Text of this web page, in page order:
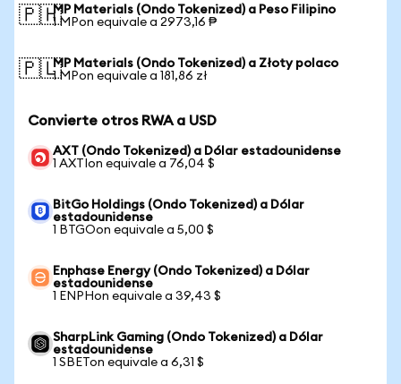
🇵🇭MP Materials (Ondo Tokenized) a Peso Filipino
1 MPon equivale a 2973,16 ₱
🇵🇱MP Materials (Ondo Tokenized) a Złoty polaco
1 MPon equivale a 181,86 zł
Convierte otros RWA a USD
AXT (Ondo Tokenized) a Dólar estadounidense
1 AXTIon equivale a 76,04 $
BitGo Holdings (Ondo Tokenized) a Dólar
estadounidense
1 BTGOon equivale a 5,00 $
Enphase Energy (Ondo Tokenized) a Dólar
estadounidense
1 ENPHon equivale a 39,43 $
SharpLink Gaming (Ondo Tokenized) a Dólar
estadounidense
1 SBETon equivale a 6,31 $